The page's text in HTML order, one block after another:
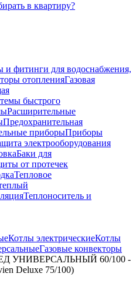
в квартиру?
и фитинги для водоснабжения,
отопленияГазовая
быстрого
Расширительные
Предохранительная
приборыПриборы
электрооборудования
Баки для
от протечек
Тепловое
Теплоноситель и
Котлы электрическиеКотлы
Газовые конвекторы
УНИВЕРСАЛЬНЫЙ 60/100 -
Deluxe 75/100)